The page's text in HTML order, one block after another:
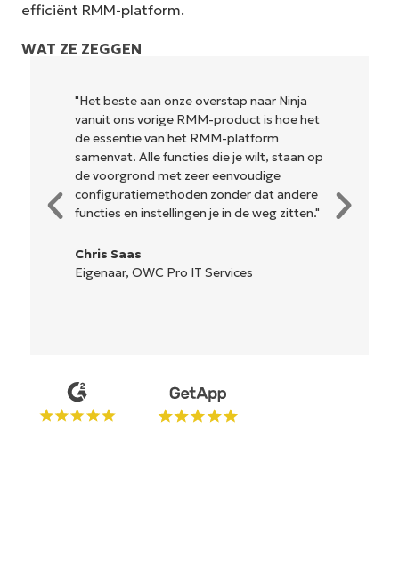
efficiënt RMM-platform.
WAT ZE ZEGGEN
"NinjaOne is ongelofelijk gebruiksvriendelijk
en combineert een vloeiende interface met
krachtige back-end functies. Er is geen
ingewikkelde installatie of moeilijk te
beheren interface. Alle opties en
hulpmiddelen zijn duidelijk gelabeld,
gemakkelijk te begrijpen en de interface
Ryan Reiffenberger